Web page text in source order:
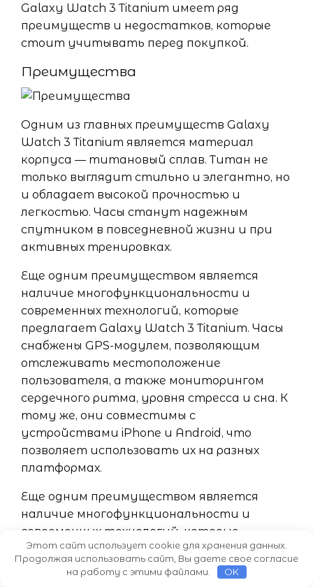
Galaxy Watch 3 Titanium имеет ряд
преимуществ и недостатков, которые
стоит учитывать перед покупкой.
Преимущества
Одним из главных преимуществ Galaxy
Watch 3 Titanium является материал
корпуса — титановый сплав. Титан не
только выглядит стильно и элегантно, но
и обладает высокой прочностью и
легкостью. Часы станут надежным
спутником в повседневной жизни и при
активных тренировках.
Еще одним преимуществом является
наличие многофункциональности и
современных технологий, которые
предлагает Galaxy Watch 3 Titanium. Часы
снабжены GPS-модулем, позволяющим
отслеживать местоположение
пользователя, а также мониторингом
сердечного ритма, уровня стресса и сна. К
тому же, они совместимы с
устройствами iPhone и Android, что
позволяет использовать их на разных
платформах.
Еще одним преимуществом является
наличие многофункциональности и
современных технологий, которые
предлагает Galaxy Watch 3. Часы
снабжены GPS-модулем, позволяющим
Этот сайт использует cookie для хранения данных.
Продолжая использовать сайт, Вы даете свое согласие
на работу с этими файлами.
OK